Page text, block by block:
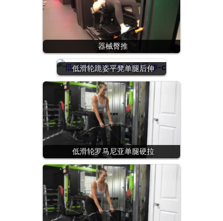
器械臀推
低滑轮跪姿平凳单腿后伸
低滑轮罗马尼亚单腿硬拉